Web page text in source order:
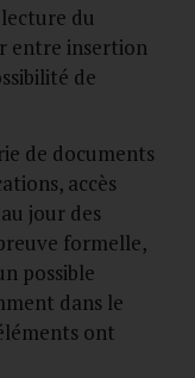
du
entre insertion
de
de documents
accès
jour des
formelle,
possible
dans le
ont